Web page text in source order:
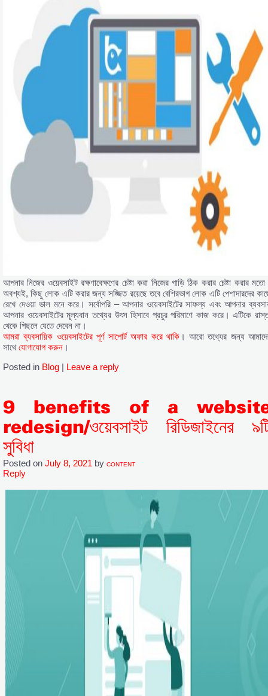
আপনার নিজের ওয়েবসাইট রক্ষণাবেক্ষণের চেষ্টা করা নিজের গাড়ি ঠিক করার চেষ্টা করার
অবশ্যই, কিছু লোক এটি করার জন্য সজ্জিত রয়েছে তবে বেশিরভাগ লোক এটি পেশাদারদের
রেখে দেওয়া ভাল মনে করে। সর্বোপরি – আপনার ওয়েবসাইটের সাফল্য এবং আপনার
আপনার ওয়েবসাইটের মূল্যবান তথ্যের উৎস হিসাবে প্রচুর পরিমাণে কাজ করে। এটিকে
থেকে পিছলে যেতে দেবেন না।
আমরা ব্যবসায়িক ওয়েবসাইটের পূর্ণ সাপোর্ট অফার করে থাকি। আরো তথ্যের জন্য
সাথেযোগাযোগ করুন ।
Posted in Blog | Leave a reply
9 benefits of a
redesign/ওয়েবসাইট রিডিজাইনের
সুবিধা
Posted on July 8, 2021 by CONTENT
Reply